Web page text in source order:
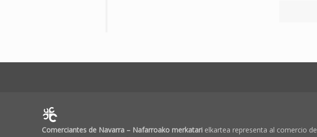
Comerciantes de Navarra – Nafarroako merkatari elkartea representa al comercio de